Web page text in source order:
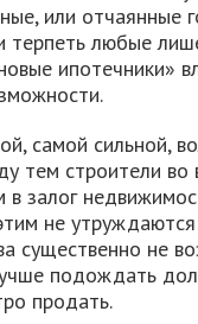
или отчаянные
терпеть любые
ипотечники»
самой сильной,
тем строители во
залог
не
существенно не
подождать
продать.